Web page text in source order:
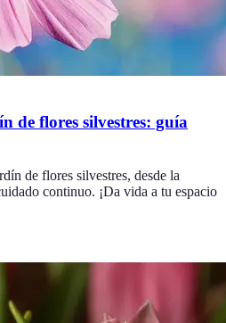
de flores silvestres: guía
de flores silvestres, desde la
continuo. ¡Da vida a tu espacio